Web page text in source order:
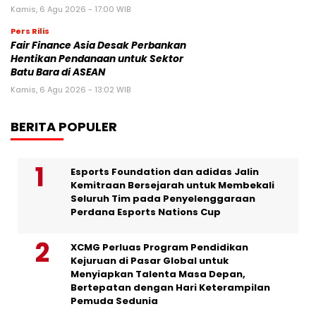
Kamis, 6 Agu 2026 - 17:00 WIB
Pers Rilis
Fair Finance Asia Desak Perbankan
Hentikan Pendanaan untuk Sektor
Batu Bara di ASEAN
Kamis, 6 Agu 2026 - 13:02 WIB
BERITA POPULER
Esports Foundation dan adidas Jalin
Kemitraan Bersejarah untuk Membekali
Seluruh Tim pada Penyelenggaraan
Perdana Esports Nations Cup
XCMG Perluas Program Pendidikan
Kejuruan di Pasar Global untuk
Menyiapkan Talenta Masa Depan,
Bertepatan dengan Hari Keterampilan
Pemuda Sedunia